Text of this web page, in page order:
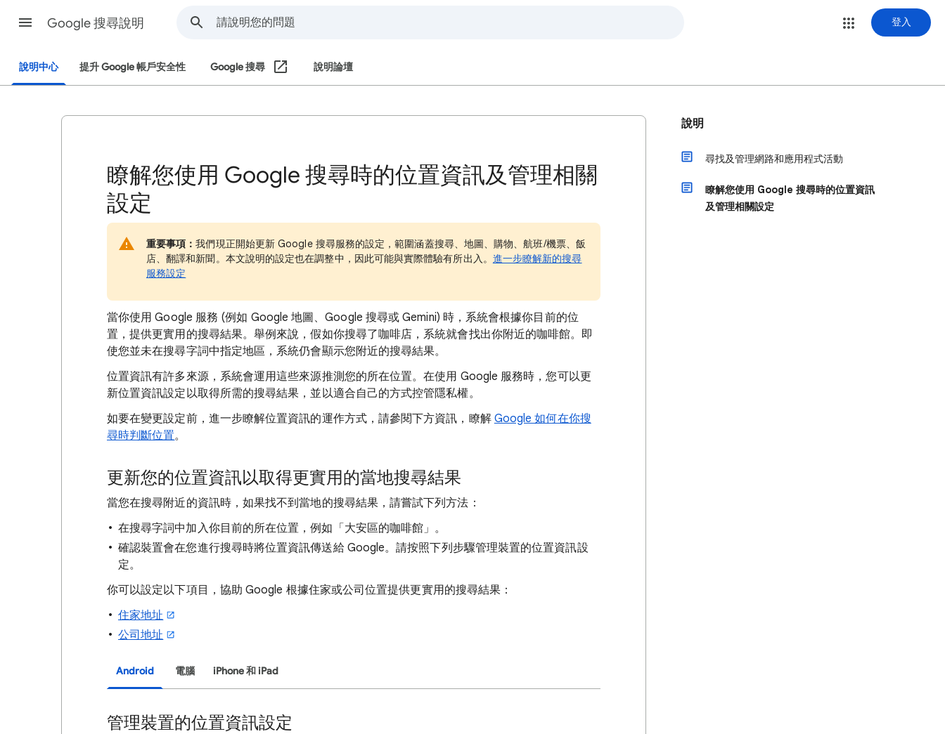
Google 搜尋說明 登入
說明中心 提升 Google 帳戶安全性 Google 搜尋 說明論壇
瞭解您使用 Google 搜尋時的位置資訊及管理相關
設定
重要事項：我們現正開始更新 Google 搜尋服務的設定，範圍涵蓋搜尋、地圖、購物、航班/機票、飯
店、翻譯和新聞。本文說明的設定也在調整中，因此可能與實際體驗有所出入。 進一步瞭解新的搜尋
服務設定
當你使用 Google 服務 (例如 Google 地圖、Google 搜尋或 Gemini) 時，系統會根據你目前的位
置，提供更實用的搜尋結果。舉例來說，假如你搜尋了咖啡店，系統就會找出你附近的咖啡館。即
使您並未在搜尋字詞中指定地區，系統仍會顯示您附近的搜尋結果。
位置資訊有許多來源，系統會運用這些來源推測您的所在位置。在使用 Google 服務時，您可以更
新位置資訊設定以取得所需的搜尋結果，並以適合自己的方式控管隱私權。
如要在變更設定前，進一步瞭解位置資訊的運作方式，請參閱下方資訊，瞭解 Google 如何在你搜
尋時判斷位置。
更新您的位置資訊以取得更實用的當地搜尋結果
當您在搜尋附近的資訊時，如果找不到當地的搜尋結果，請嘗試下列方法：
在搜尋字詞中加入你目前的所在位置，例如「大安區的咖啡館」 。
確認裝置會在您進行搜尋時將位置資訊傳送給 Google。請按照下列步驟管理裝置的位置資訊設
定。
你可以設定以下項目，協助 Google 根據住家或公司位置提供更實用的搜尋結果：
住家地址
公司地址
Android 電腦 iPhone 和 iPad
管理裝置的位置資訊設定
說明
尋找及管理網路和應用程式活動
瞭解您使用 Google 搜尋時的位置資訊
及管理相關設定